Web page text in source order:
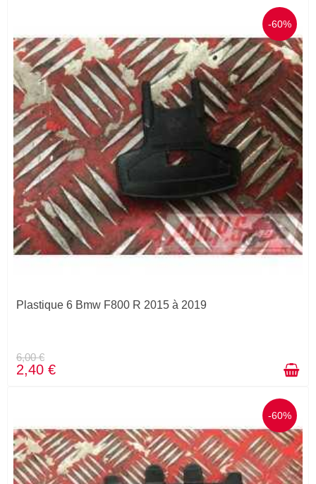
-60%
Plastique 6 Bmw F800 R 2015 à 2019
6,00 €
2,40 €
-60%